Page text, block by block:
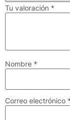
Tu valoración *
Nombre *
Correo electrónico *